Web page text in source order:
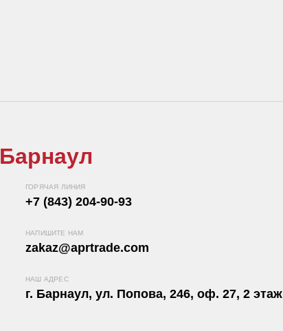
Барнаул
ГОРЯЧАЯ ЛИНИЯ
+7 (843) 204-90-93
НАПИШИТЕ НАМ
zakaz@aprtrade.com
НАШ АДРЕС
г. Барнаул, ул. Попова, 246, оф. 27, 2 этаж